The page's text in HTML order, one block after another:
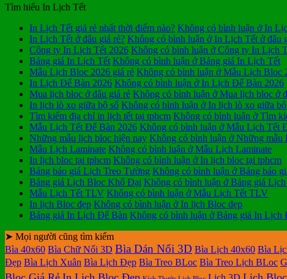
Tìm hiểu In Lịch Tết
In Lịch Tết giá rẻ nhất thời điểm nào? Không có bình luận ở In
In Lịch Tết ở đâu giá rẻ? Không có bình luận ở In Lịch Tết ở đâu
Công ty In Lịch Tết 2026 Không có bình luận ở Công ty In Lịch
Bảng giá In Lịch Tết Không có bình luận ở Bảng giá In Lịch Tết
Mẫu Lịch Bloc 2026 giá rẻ Không có bình luận ở Mẫu Lịch Bloc
In Lịch Để Bàn 2026 Không có bình luận ở In Lịch Để Bàn 2026
Mua lịch bloc ở đâu giá rẻ Không có bình luận ở Mua lịch bloc ở
In lịch lò xo giữa bộ số Không có bình luận ở In lịch lò xo giữa
Tìm kiếm địa chỉ in lịch tết tại tphcm Không có bình luận ở Tìm
Mẫu Lịch Tết Để Bàn 2026 Không có bình luận ở Mẫu Lịch Tết
Những mẫu lịch bloc hiện nay Không có bình luận ở Những mẫu
Mẫu Lịch Laminate Không có bình luận ở Mẫu Lịch Laminate
In lịch bloc tại tphcm Không có bình luận ở In lịch bloc tại tphcm
Bảng báo giá Lịch Treo Tường Không có bình luận ở Bảng báo
Bảng giá Lịch Bloc Khổ Đại Không có bình luận ở Bảng giá
Mẫu Lịch Tết TLV Không có bình luận ở Mẫu Lịch Tết TLV
In lịch Bloc đẹp Không có bình luận ở In lịch Bloc đẹp
Bảng giá In Lịch Để Bàn Không có bình luận ở Bảng giá In Lịch
➤ Mọi người cũng tìm kiếm
Bìa 40x60 Bìa Chữ Nổi 3D Bìa Dán Nổi 3D Bìa Lịch 40x60 Bìa
Đẹp Bìa Lịch Xuân Bìa Lịch Đẹp Bìa Treo BLoc Bìa Treo Lịch BLoc